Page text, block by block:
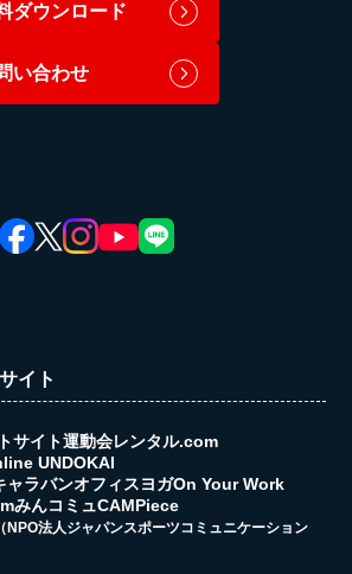
ダウンロード
い合わせ
イト
サイト運動会レンタル.com
UNDOKAI
ャラバンオフィスヨガOn Your Work
みんコミュCAMPiece
（NPO法人ジャパンスポーツコミュニケーション